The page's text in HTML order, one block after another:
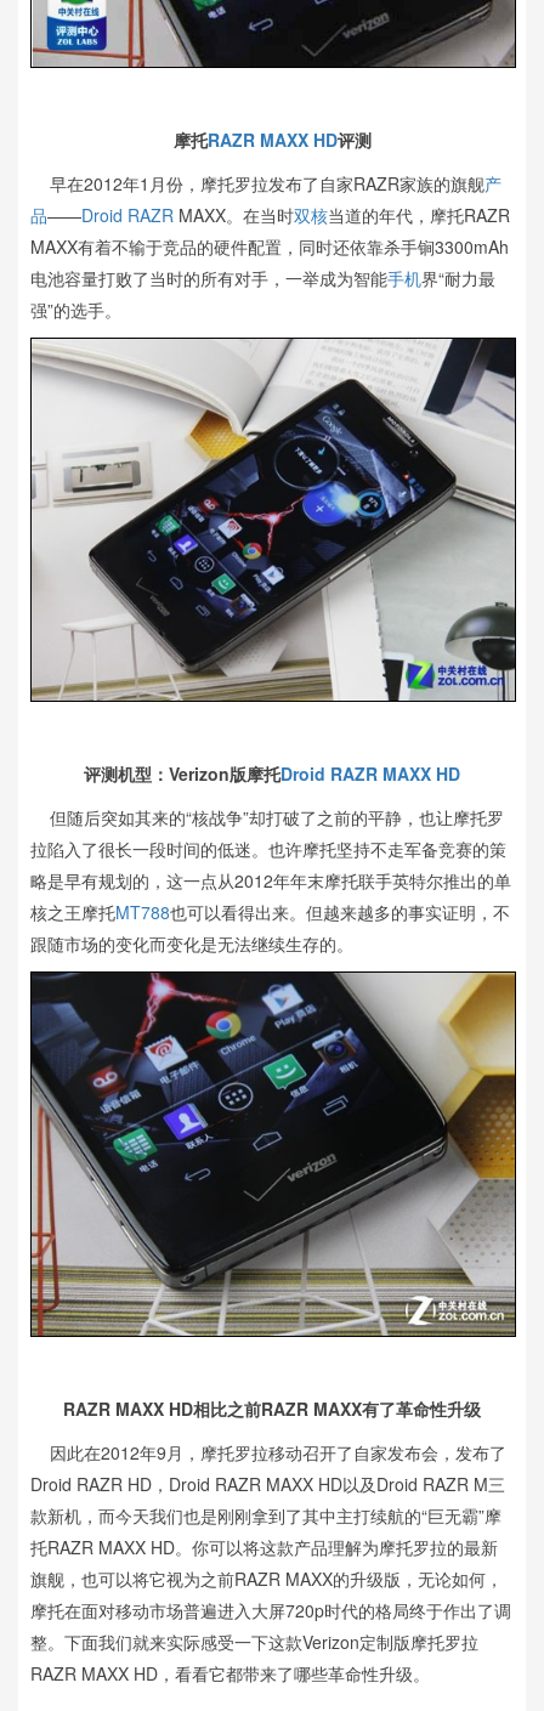
摩托RAZR MAXX HD评测
早在2012年1月份，摩托罗拉发布了自家RAZR家族的旗舰产
品——Droid RAZR MAXX。在当时双核当道的年代，摩托RAZR
MAXX有着不输于竞品的硬件配置，同时还依靠杀手锏3300mAh
电池容量打败了当时的所有对手，一举成为智能手机界“耐力最
强”的选手。
评测机型：Verizon版摩托Droid RAZR MAXX HD
但随后突如其来的“核战争”却打破了之前的平静，也让摩托罗
拉陷入了很长一段时间的低迷。也许摩托坚持不走军备竞赛的策
略是早有规划的，这一点从2012年年末摩托联手英特尔推出的单
核之王摩托MT788也可以看得出来。但越来越多的事实证明，不
跟随市场的变化而变化是无法继续生存的。
RAZR MAXX HD相比之前RAZR MAXX有了革命性升级
因此在2012年9月，摩托罗拉移动召开了自家发布会，发布了
Droid RAZR HD，Droid RAZR MAXX HD以及Droid RAZR M三
款新机，而今天我们也是刚刚拿到了其中主打续航的“巨无霸”摩
托RAZR MAXX HD。你可以将这款产品理解为摩托罗拉的最新
旗舰，也可以将它视为之前RAZR MAXX的升级版，无论如何，
摩托在面对移动市场普遍进入大屏720p时代的格局终于作出了调
整。下面我们就来实际感受一下这款Verizon定制版摩托罗拉
RAZR MAXX HD，看看它都带来了哪些革命性升级。